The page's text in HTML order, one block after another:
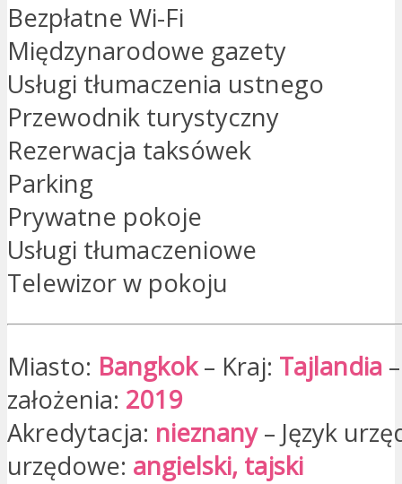
Bezpłatne Wi-Fi
Międzynarodowe gazety
Usługi tłumaczenia ustnego
Przewodnik turystyczny
Rezerwacja taksówek
Parking
Prywatne pokoje
Usługi tłumaczeniowe
Telewizor w pokoju
Miasto: Bangkok– Kraj: Tajlandia
założenia: 2019
Akredytacja: nieznany– Język
urzędowe: angielski, tajski